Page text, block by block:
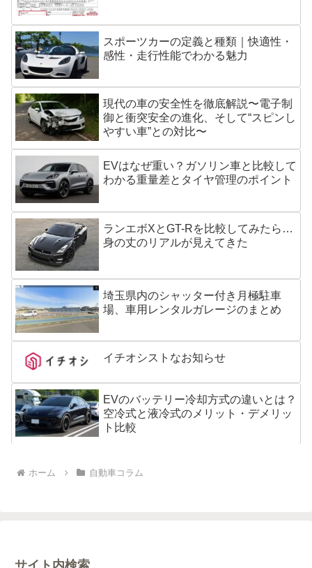
スポーツカーの定義と種類｜快適性・
感性・走行性能でわかる魅力
現代の車の安全性を徹底解説〜電子制
御と衝突安全の進化、そして“スピンし
やすい車”との対比〜
EVはなぜ重い？ガソリン車と比較して
わかる重量差とタイヤ管理のポイント
ランエボXとGT-Rを比較してみたら…
身の丈のリアルが見えてきた
埼玉県内のシャッター付き月極駐車
場、車用レンタルガレージのまとめ
イチオシストなお知らせ
EVのバッテリー冷却方式の違いとは？
空冷式と液冷式のメリット・デメリッ
ト比較
ホーム 自動車コラム